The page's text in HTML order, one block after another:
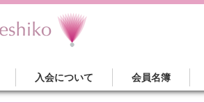
入会について 会員名簿